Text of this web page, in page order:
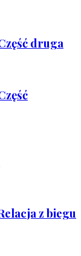
druga
z biegu